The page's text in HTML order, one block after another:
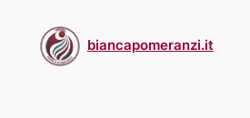
content
biancapomeranzi.it